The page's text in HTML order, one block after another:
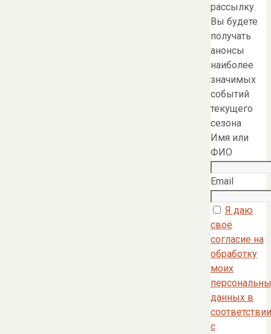
рассылку.
Вы будете
получать
анонсы
наиболее
значимых
событий
текущего
сезона
Имя или
ФИО
Email
Я даю
своё
согласие на
обработку
моих
данных в
соответствии
с